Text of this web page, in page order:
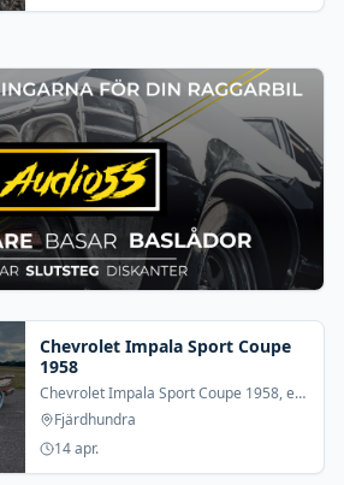
Chevrolet Impala Sport Coupe
1958
Chevrolet Impala Sport Coupe 1958, en
av Chevrolets mest eftertraktade
modeller och första året för Impala.
STYLE.
Fjärdhundra
14 apr.